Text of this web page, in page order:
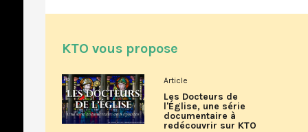
KTO vous propose
Article
Les Docteurs de
l'Église, une série
documentaire à
redécouvrir sur KTO